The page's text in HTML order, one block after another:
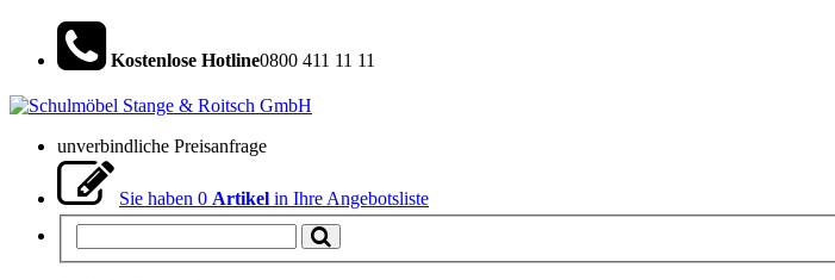
Kostenlose Hotline0800 411 11 11
unverbindliche Preisanfrage
Sie haben 0 Artikel in Ihre Angebotsliste